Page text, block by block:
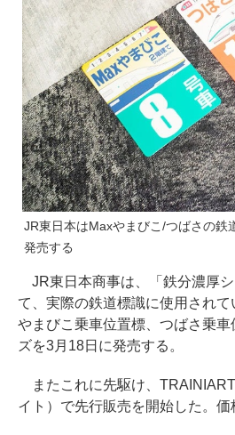
JR東日本はMaxやまびこ/つばさの鉄
発売する
JR東日本商事は、「鉄分濃厚
て、実際の鉄道標識に使用され
やまびこ乗車位置標、つばさ乗
ズを3月18日に発売する。
またこれに先駆け、
イト）で先行販売を開始した。価